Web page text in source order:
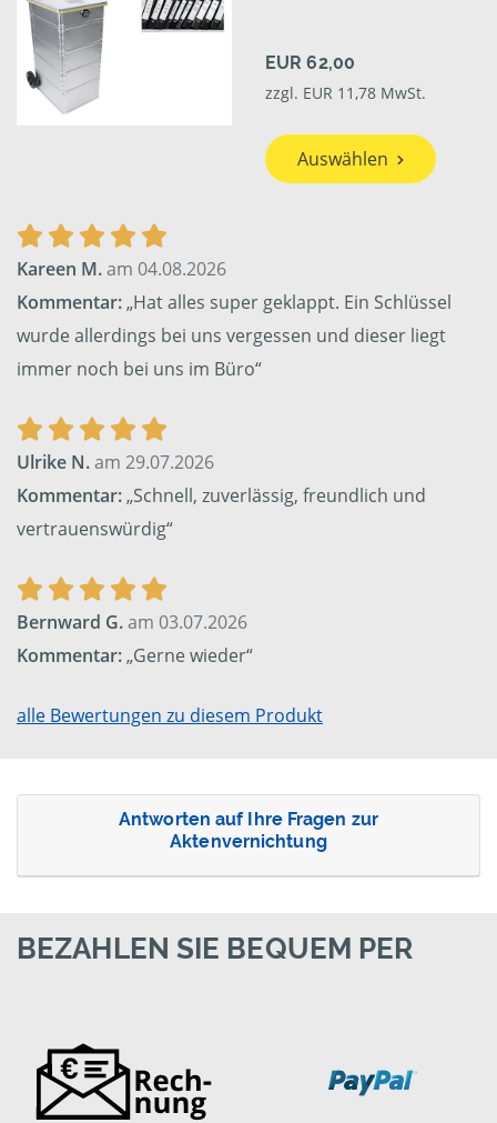
EUR 62,00
zzgl. EUR 11,78 MwSt.
Auswählen
Kareen M.am 04.08.2026
Kommentar:„Hat alles super geklappt. Ein Schlüssel
wurde allerdings bei uns vergessen und dieser liegt
immer noch bei uns im Büro“
Ulrike N.am 29.07.2026
Kommentar:„Schnell, zuverlässig, freundlich und
vertrauenswürdig“
Bernward G.am 03.07.2026
Kommentar:„Gerne wieder“
alle Bewertungen zu diesem Produkt
Antworten auf Ihre Fragen zur
Aktenvernichtung
BEZAHLEN SIE BEQUEM PER